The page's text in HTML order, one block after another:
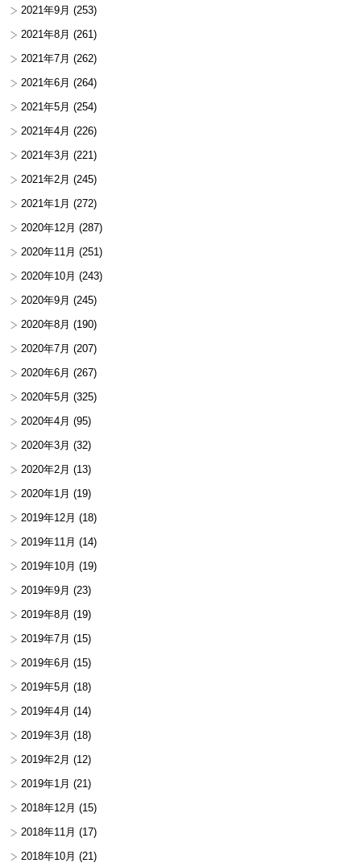
2021年9月 (253)
2021年8月 (261)
2021年7月 (262)
2021年6月 (264)
2021年5月 (254)
2021年4月 (226)
2021年3月 (221)
2021年2月 (245)
2021年1月 (272)
2020年12月 (287)
2020年11月 (251)
2020年10月 (243)
2020年9月 (245)
2020年8月 (190)
2020年7月 (207)
2020年6月 (267)
2020年5月 (325)
2020年4月 (95)
2020年3月 (32)
2020年2月 (13)
2020年1月 (19)
2019年12月 (18)
2019年11月 (14)
2019年10月 (19)
2019年9月 (23)
2019年8月 (19)
2019年7月 (15)
2019年6月 (15)
2019年5月 (18)
2019年4月 (14)
2019年3月 (18)
2019年2月 (12)
2019年1月 (21)
2018年12月 (15)
2018年11月 (17)
2018年10月 (21)